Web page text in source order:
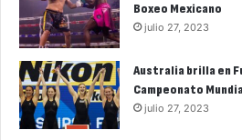
Boxeo Mexicano
julio 27, 2023
Australia brilla en
Campeonato
julio 27, 2023